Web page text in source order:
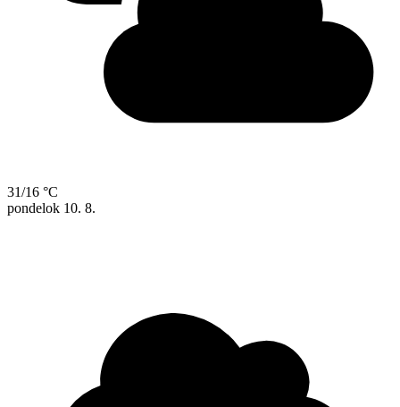
31/16 °C
pondelok 10. 8.